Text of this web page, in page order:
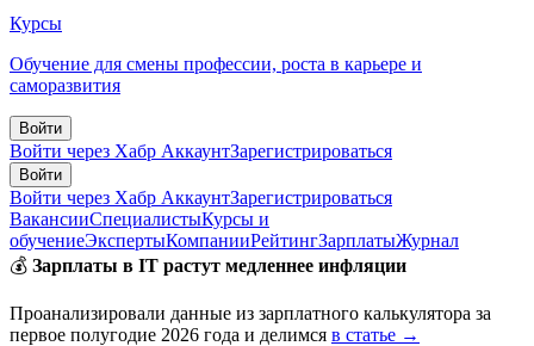
Курсы
Обучение для смены профессии, роста в карьере и
саморазвития
Войти
Войти через Хабр АккаунтЗарегистрироваться
Войти
Войти через Хабр АккаунтЗарегистрироваться
ВакансииСпециалистыКурсы и
обучениеЭкспертыКомпанииРейтингЗарплатыЖурнал
💰 Зарплаты в IT растут медленнее инфляции
Проанализировали данные из зарплатного калькулятора за
первое полугодие 2026 года и делимся в статье →